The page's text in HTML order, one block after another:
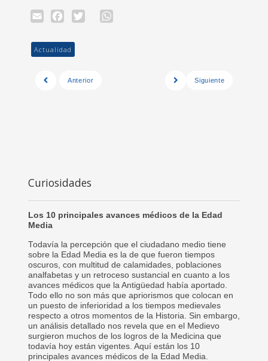
EmailFacebook
Twitter
Actualidad
Anterior Siguiente
Curiosidades
Los 10 principales avances médicos de la Edad
Media
Todavía la percepción que el ciudadano medio tiene
sobre la Edad Media es la de que fueron tiempos
oscuros, con multitud de calamidades, poblaciones
analfabetas y un retroceso sustancial en cuanto a los
avances médicos que la Antigüedad había aportado.
Todo ello no son más que apriorismos que colocan en
un puesto de inferioridad a los tiempos medievales
respecto a otros momentos de la Historia. Sin embargo,
un análisis detallado nos revela que en el Medievo
surgieron muchos de los logros de la Medicina que
todavía hoy están vigentes. Aquí están los 10
principales avances médicos de la Edad Media.